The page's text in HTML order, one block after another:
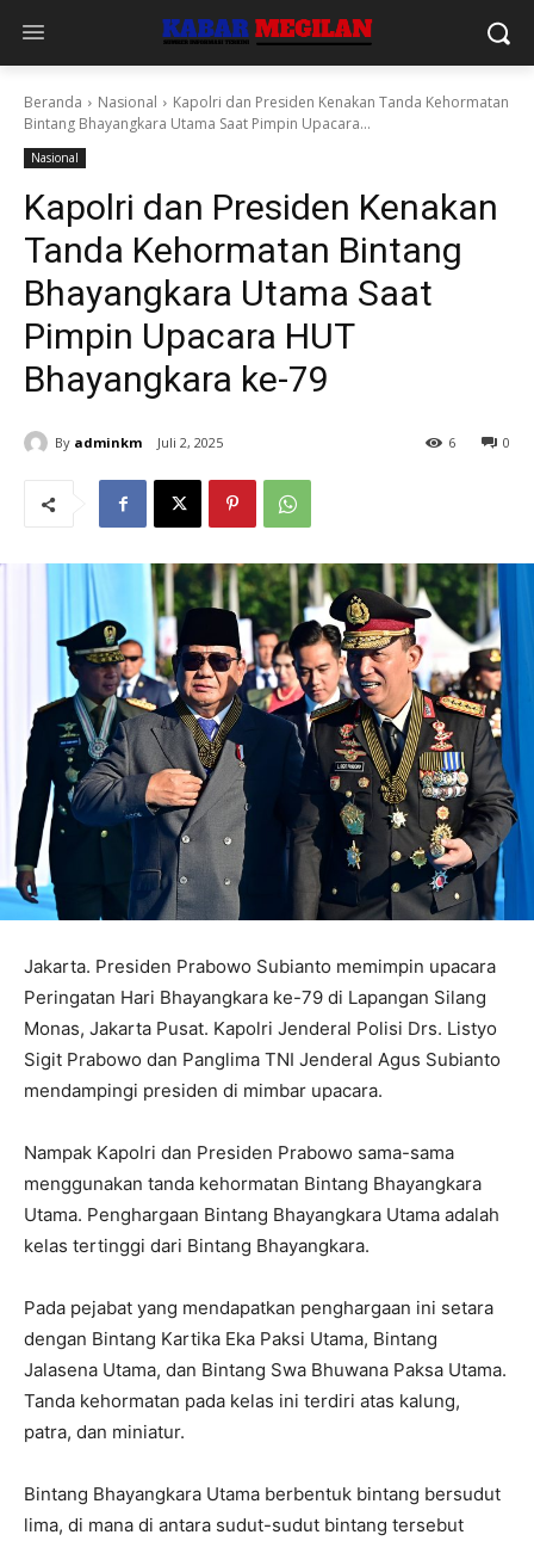
Beranda Nasional
Kapolri dan Presiden Kenakan Tanda Kehormatan
Bintang Bhayangkara Utama Saat Pimpin Upacara...
Nasional
Kapolri dan Presiden Kenakan
Tanda Kehormatan Bintang
Bhayangkara Utama Saat
Pimpin Upacara HUT
Bhayangkara ke-79
By adminkm Juli 2, 2025 0
6
Jakarta. Presiden Prabowo Subianto memimpin upacara
Peringatan Hari Bhayangkara ke-79 di Lapangan Silang
Monas, Jakarta Pusat. Kapolri Jenderal Polisi Drs. Listyo
Sigit Prabowo dan Panglima TNI Jenderal Agus Subianto
mendampingi presiden di mimbar upacara.
Nampak Kapolri dan Presiden Prabowo sama-sama
menggunakan tanda kehormatan Bintang Bhayangkara
Utama. Penghargaan Bintang Bhayangkara Utama adalah
kelas tertinggi dari Bintang Bhayangkara.
Pada pejabat yang mendapatkan penghargaan ini setara
dengan Bintang Kartika Eka Paksi Utama, Bintang
Jalasena Utama, dan Bintang Swa Bhuwana Paksa Utama.
Tanda kehormatan pada kelas ini terdiri atas kalung,
patra, dan miniatur.
Bintang Bhayangkara Utama berbentuk bintang bersudut
lima, di mana di antara sudut-sudut bintang tersebut